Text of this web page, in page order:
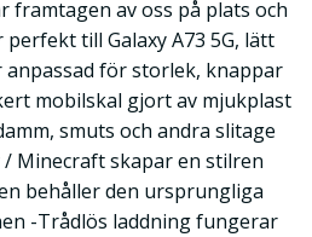
framtagen av oss på plats och
till Galaxy A73 5G, lätt
anpassad för storlek, knappar
mobilskal gjort av mjukplast
smuts och andra slitage
Minecraft skapar en stilren
behåller den ursprungliga
-Trådlös laddning fungerar